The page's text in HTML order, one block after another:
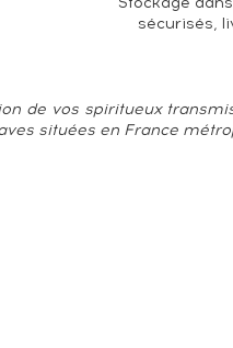
sécurisés,
de vos spiritueux
situées en France